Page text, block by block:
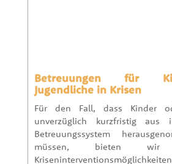
Betreuungen für
Jugendliche in Krisen
Für den Fall, dass Kinder
unverzüglich kurzfristig aus
Betreuungssystem
müssen, bieten wir